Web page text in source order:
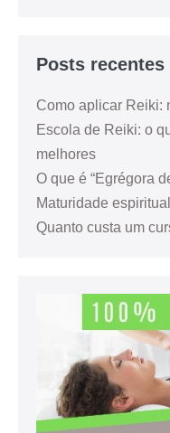
Posts recentes
Como aplicar Reiki:
Escola de Reiki: o
melhores
O que é “Egrégora
Maturidade
Quanto custa um